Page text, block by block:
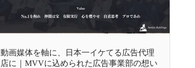
動画媒体を軸に、日本一イケてる広告代理
店に｜MVVに込められた広告事業部の想い